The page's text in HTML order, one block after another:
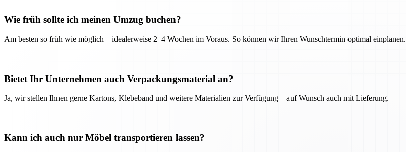
Wie früh sollte ich meinen Umzug buchen?
Am besten so früh wie möglich – idealerweise 2–4 Wochen im Voraus. So können wir Ihren Wunschtermin optimal einplanen.
Bietet Ihr Unternehmen auch Verpackungsmaterial an?
Ja, wir stellen Ihnen gerne Kartons, Klebeband und weitere Materialien zur Verfügung – auf Wunsch auch mit Lieferung.
Kann ich auch nur Möbel transportieren lassen?